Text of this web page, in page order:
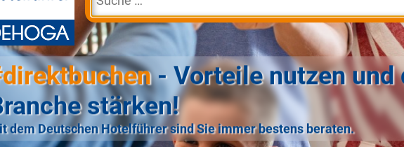
- Vorteile nutzen und
stärken!
dem Deutschen Hotelführer sind Sie immer bestens beraten.